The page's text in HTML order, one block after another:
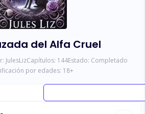
del Alfa Cruel
JulesLizCapítulos: 144Estado: Completado
por edades: 18+